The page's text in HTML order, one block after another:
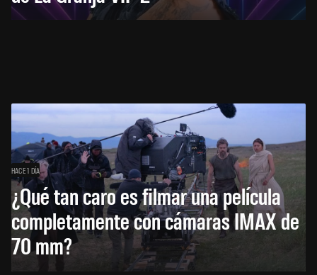
HACE 1 DÍA
¿Qué tan caro es filmar una película
completamente con cámaras IMAX de
70 mm?